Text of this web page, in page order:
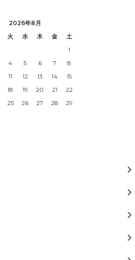
2026年8月
火 水 木 金
土
1
4 5 6 7
8
11 12 13 14
15
18 19 20 21
22
25 26 27 28
29